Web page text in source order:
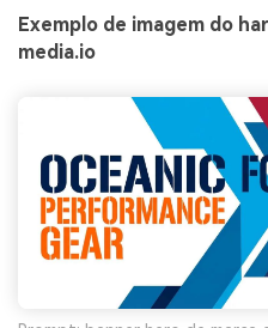
Exemplo de imagem do
media.io